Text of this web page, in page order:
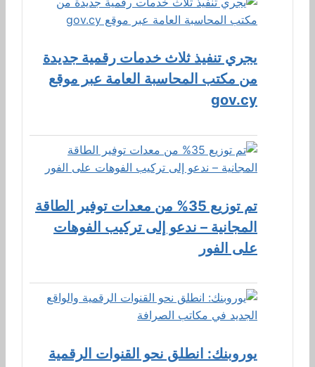
يجري تنفيذ ثلاث خدمات رقمية جديدة
من مكتب المحاسبة العامة عبر موقع
gov.cy
تم توزيع 35% من معدات توفير الطاقة
المجانية – ندعو إلى تركيب الفوهات
على الفور
يوروبنك: انطلق نحو القنوات الرقمية